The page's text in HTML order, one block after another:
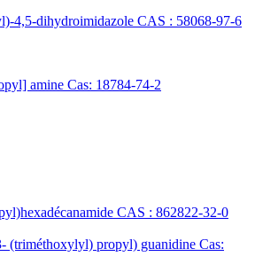
4,5-dihydroimidazole CAS : 58068-97-6
amine Cas: 18784-74-2
CAS : 862822-32-0
(triméthoxylyl) propyl) guanidine Cas: